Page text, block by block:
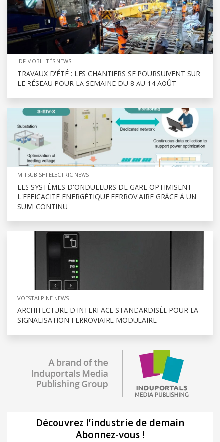
IDF MOBILITÉS NEWS
TRAVAUX D'ÉTÉ : LES CHANTIERS SE POURSUIVENT SUR
LE RÉSEAU POUR LA SEMAINE DU 8 AU 14 AOÛT
MITSUBISHI ELECTRIC NEWS
LES SYSTÈMES D'ONDULEURS DE GARE OPTIMISENT
L'EFFICACITÉ ÉNERGÉTIQUE FERROVIAIRE GRÂCE À UN
SUIVI CONTINU
VOESTALPINE NEWS
ARCHITECTURE D'INTERFACE STANDARDISÉE POUR LA
SIGNALISATION FERROVIAIRE MODULAIRE
Découvrez l’industrie de demain
Abonnez-vous !